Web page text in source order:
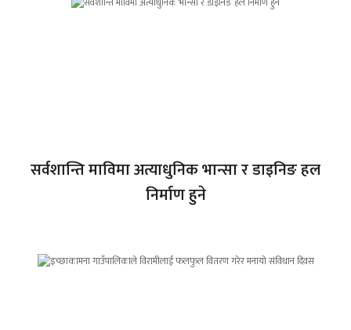
सर्वशान्ति माविमा अत्याधुनिक भान्सा र डाइनिङ हल
निर्माण हुने